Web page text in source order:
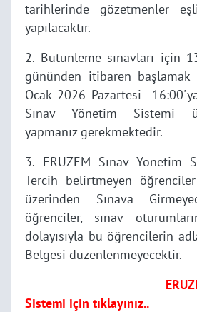
tarihlerinde gözetmenler
yapılacaktır.
2. Bütünleme sınavları için
gününden itibaren
Ocak 2026 Pazartesi
Sınav Yönetim Sistemi
yapmanız gerekmektedir.
3. ERUZEM Sınav Yönetim
Tercih belirtmeyen
üzerinden Sınava
öğrenciler, sınav
dolayısıyla bu öğrencilerin
Belgesi düzenlenmeyecektir.
ERUZEM
Sistemi için tıklayınız..